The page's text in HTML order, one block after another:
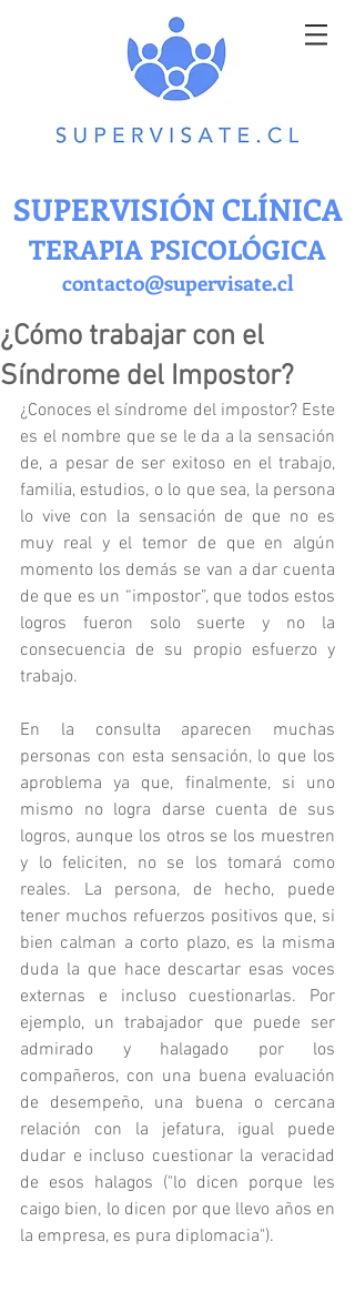
SUPERVISIÓN CLÍNICA
TERAPIA PSICOLÓGICA
contacto@supervisate.cl
¿Cómo trabajar con el
Síndrome del Impostor?
¿Conoces el síndrome del impostor? Este
es el nombre que se le da a la sensación
de, a pesar de ser exitoso en el trabajo,
familia, estudios, o lo que sea, la persona
lo vive con la sensación de que no es
muy real y el temor de que en algún
momento los demás se van a dar cuenta
de que es un “impostor”, que todos estos
logros fueron solo suerte y no la
consecuencia de su propio esfuerzo y
trabajo.
En la consulta aparecen muchas
personas con esta sensación, lo que los
aproblema ya que, finalmente, si uno
mismo no logra darse cuenta de sus
logros, aunque los otros se los muestren
y lo feliciten, no se los tomará como
reales. La persona, de hecho, puede
tener muchos refuerzos positivos que, si
bien calman a corto plazo, es la misma
duda la que hace descartar esas voces
externas e incluso cuestionarlas. Por
ejemplo, un trabajador que puede ser
admirado y halagado por los
compañeros, con una buena evaluación
de desempeño, una buena o cercana
relación con la jefatura, igual puede
dudar e incluso cuestionar la veracidad
de esos halagos ("lo dicen porque les
caigo bien, lo dicen por que llevo años en
la empresa, es pura diplomacia").